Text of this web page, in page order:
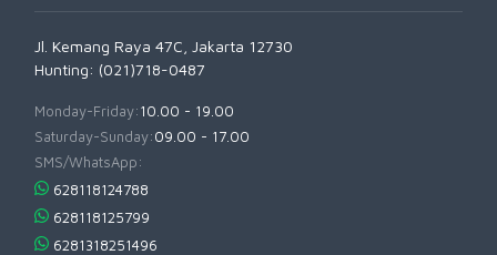
Jl. Kemang Raya 47C, Jakarta 12730
Hunting: (021)718-0487
Monday-Friday:10.00 - 19.00
Saturday-Sunday:09.00 - 17.00
SMS/WhatsApp:
628118124788
628118125799
6281318251496